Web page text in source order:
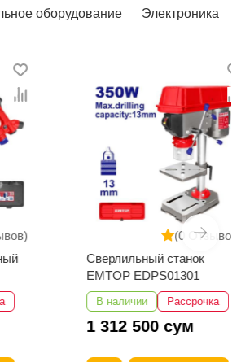
оборудование Электроника
(0 Отзывов)
Сверлильный станок
EMTOP EDPS01301
В наличии Рассрочка
1 312 500 сум